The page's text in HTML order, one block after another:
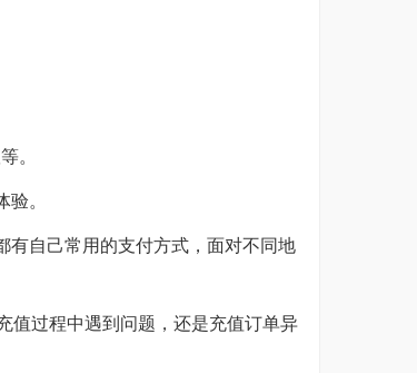
。
。
有自己常用的支付方式，面对不同地
值过程中遇到问题，还是充值订单异